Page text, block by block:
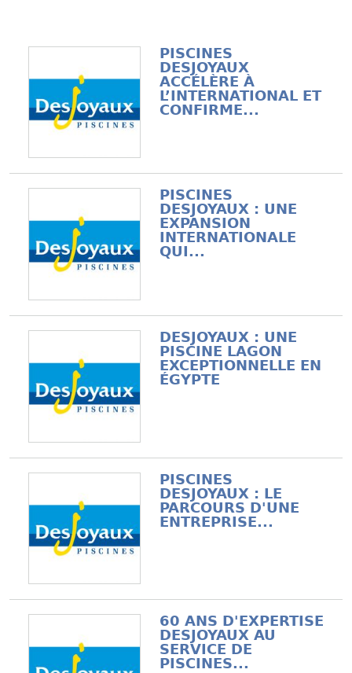
PISCINES
DESJOYAUX
ACCÉLÈRE À
L’INTERNATIONAL ET
CONFIRME...
PISCINES
DESJOYAUX : UNE
EXPANSION
INTERNATIONALE
QUI...
DESJOYAUX : UNE
PISCINE LAGON
EXCEPTIONNELLE EN
ÉGYPTE
PISCINES
DESJOYAUX : LE
PARCOURS D'UNE
ENTREPRISE...
60 ANS D'EXPERTISE
DESJOYAUX AU
SERVICE DE
PISCINES...